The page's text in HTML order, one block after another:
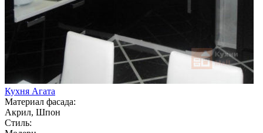
Кухня Агата
Материал фасада:
Акрил, Шпон
Стиль: